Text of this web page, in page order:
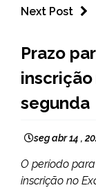
Next Post
NOTÍCIAS
Prazo
segunda
seg abr 14 ,
O período
inscrição no